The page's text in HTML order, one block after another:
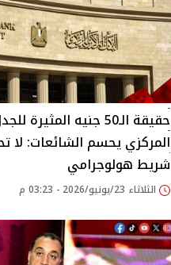
حقيقة الـ50 جنيه المثيرة
المركزي يحسم الشائعات: لا
شريط هولوجرامي
الثلاثاء 23/يونيو/2026 - 03:23 م